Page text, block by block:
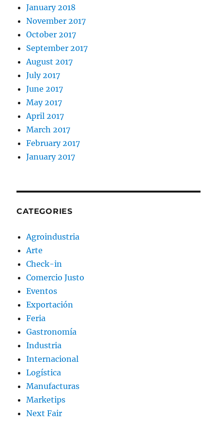
January 2018
November 2017
October 2017
September 2017
August 2017
July 2017
June 2017
May 2017
April 2017
March 2017
February 2017
January 2017
CATEGORIES
Agroindustria
Arte
Check-in
Comercio Justo
Eventos
Exportación
Feria
Gastronomía
Industria
Internacional
Logística
Manufacturas
Marketips
Next Fair